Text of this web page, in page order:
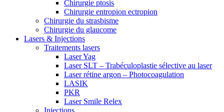
Chirurgie ptosis
Chirurgie entropion ectropion
Chirurgie du strasbisme
Chirurgie du glaucome
Lasers & Injections
Traitements lasers
Laser Yag
Laser SLT – Trabéculoplastie sélective au laser
Laser rétine argon – Photocoagulation
LASIK
PKR
Laser Smile Relex
Injections